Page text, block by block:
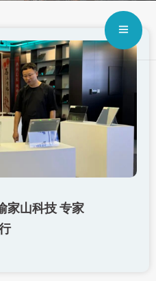
家山科技 专家